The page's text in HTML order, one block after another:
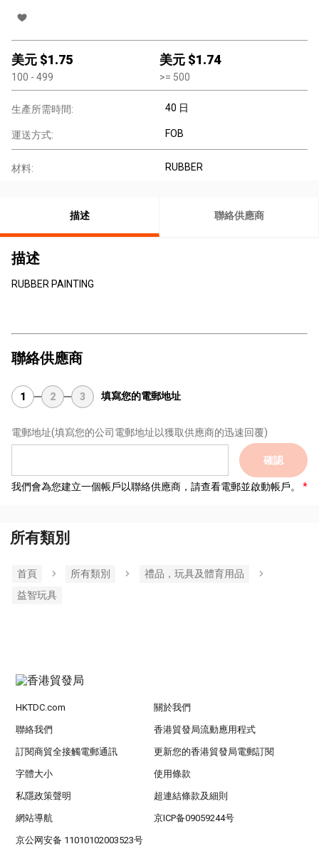
美元 $1.75
100 - 499
美元 $1.74
>= 500
生產所需時間: 40 日
運送方式: FOB
材料: RUBBER
描述 聯絡供應商
描述
RUBBER PAINTING
聯絡供應商
1 2 3 填寫您的電郵地址
電郵地址(填寫您的公司電郵地址以獲取供應商的迅速回覆)
確認
我們會為您建立一個帳戶以聯絡供應商，請查看電郵並啟動帳戶。
所有類別
首頁 所有類別
禮品，玩具及體育用品
益智玩具
HKTDC.com 關於我們
聯絡我們 香港貿發局流動應用程式
訂閱商貿全接觸電郵通訊 更新您的香港貿發局電郵訂閱
字體大小 使用條款
私隱政策聲明 超連結條款及細則
網站導航 京ICP备09059244号
京公网安备 11010102003523号